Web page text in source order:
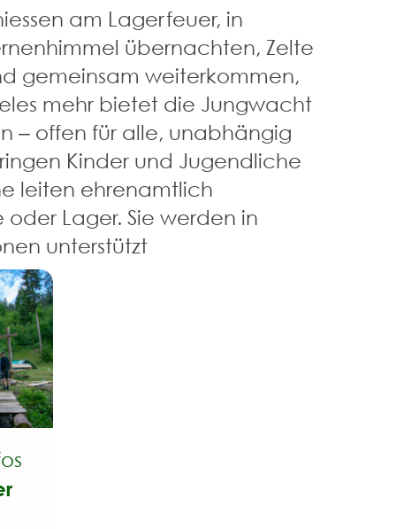
am Lagerfeuer, in
übernachten, Zelte
gemeinsam weiterkommen,
mehr bietet die Jungwacht
– offen für alle, unabhängig
Kinder und Jugendliche
leiten ehrenamtlich
Lager. Sie werden in
unterstützt